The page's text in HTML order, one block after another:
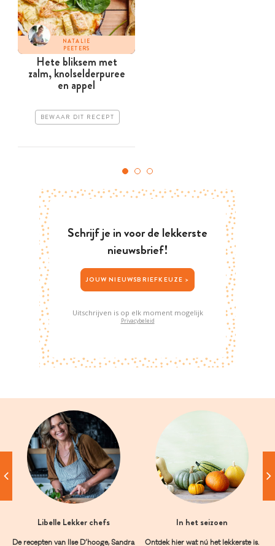
NATALIE
PEETERS
Hete bliksem met
zalm, knolselder­puree
en appel
BEWAAR DIT RECEPT
Schrijf je in voor de lekkerste
nieuwsbrief!
JOUW NIEUWSBRIEFKEUZE >
Uitschrijven is op elk moment mogelijk
Privacybeleid
Libelle Lekker chefs
De recepten van Ilse D’hooge, Sandra
In het seizoen
Ontdek hier wat nú het lekkerste is.